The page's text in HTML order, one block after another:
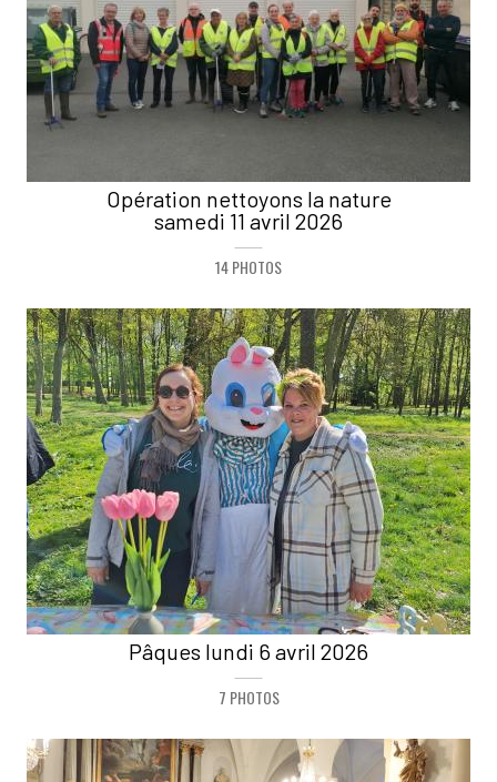
Opération nettoyons la nature
samedi 11 avril 2026
14 PHOTOS
Pâques lundi 6 avril 2026
7 PHOTOS